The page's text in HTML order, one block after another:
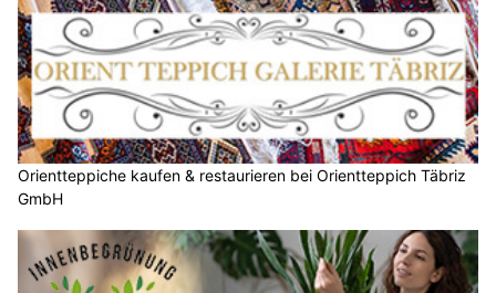
Orientteppiche kaufen & restaurieren bei Orientteppich Täbriz
GmbH